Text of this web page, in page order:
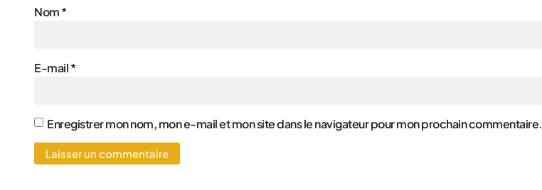
Nom*
E-mail*
Enregistrer mon nom, mon e-mail et mon site dans le navigateur pour mon prochain commentaire.